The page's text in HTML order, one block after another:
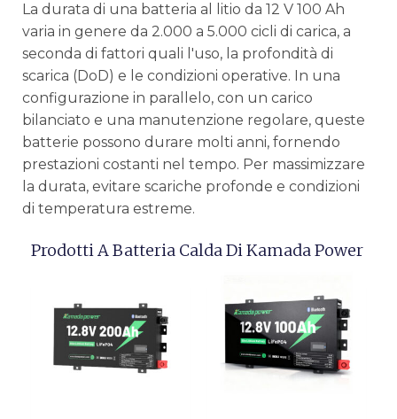
La durata di una batteria al litio da 12 V 100 Ah
varia in genere da 2.000 a 5.000 cicli di carica, a
seconda di fattori quali l'uso, la profondità di
scarica (DoD) e le condizioni operative. In una
configurazione in parallelo, con un carico
bilanciato e una manutenzione regolare, queste
batterie possono durare molti anni, fornendo
prestazioni costanti nel tempo. Per massimizzare
la durata, evitare scariche profonde e condizioni
di temperatura estreme.
Prodotti A Batteria Calda Di Kamada Power